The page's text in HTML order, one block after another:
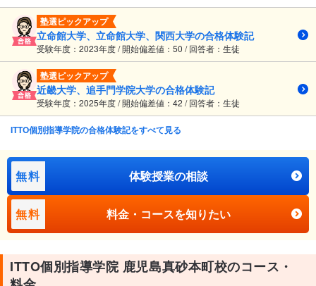
塾選ピックアップ
立命館大学、立命館大学、関西大学の合格体験記
受験年度：2023年度 / 開始偏差値：50 / 回答者：生徒
塾選ピックアップ
近畿大学、追手門学院大学の合格体験記
受験年度：2025年度 / 開始偏差値：42 / 回答者：生徒
ITTO個別指導学院の合格体験記をすべて見る
無料 体験授業の相談
無料 料金・コースを知りたい
ITTO個別指導学院 鹿児島真砂本町校のコース・